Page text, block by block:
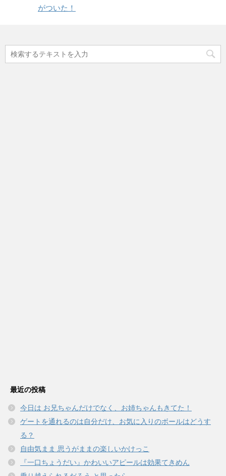
がついた！
最近の投稿
今日は お兄ちゃんだけでなく、お姉ちゃんもきてた！
ゲートを通れるのは自分だけ、お気に入りのボールはどうす
る？
自由気まま 思うがままの楽しいかけっこ
『一口ちょうだい』かわいいアピールは効果てきめん